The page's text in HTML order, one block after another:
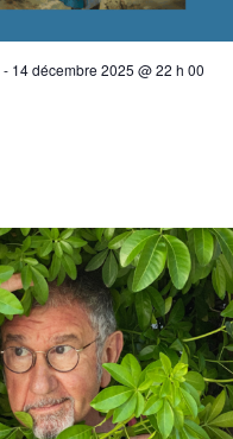
- 14 décembre 2025 @ 22 h 00